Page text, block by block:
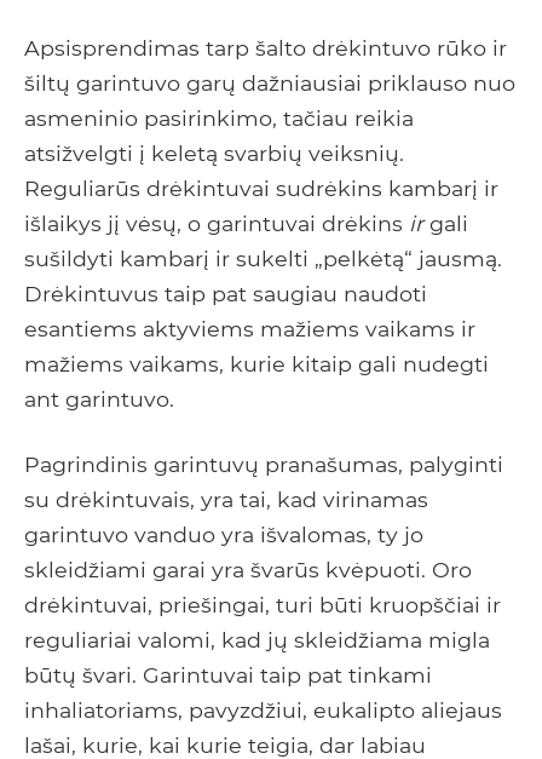
Apsisprendimas tarp šalto drėkintuvo rūko ir
šiltų garintuvo garų dažniausiai priklauso nuo
asmeninio pasirinkimo, tačiau reikia
atsižvelgti į keletą svarbių veiksnių.
Reguliarūs drėkintuvai sudrėkins kambarį ir
išlaikys jį vėsų, o garintuvai drėkins irgali
sušildyti kambarį ir sukelti „pelkėtą“ jausmą.
Drėkintuvus taip pat saugiau naudoti
esantiems aktyviems mažiems vaikams ir
mažiems vaikams, kurie kitaip gali nudegti
ant garintuvo.
Pagrindinis garintuvų pranašumas, palyginti
su drėkintuvais, yra tai, kad virinamas
garintuvo vanduo yra išvalomas, ty jo
skleidžiami garai yra švarūs kvėpuoti. Oro
drėkintuvai, priešingai, turi būti kruopščiai ir
reguliariai valomi, kad jų skleidžiama migla
būtų švari. Garintuvai taip pat tinkami
inhaliatoriams, pavyzdžiui, eukalipto aliejaus
lašai, kurie, kai kurie teigia, dar labiau